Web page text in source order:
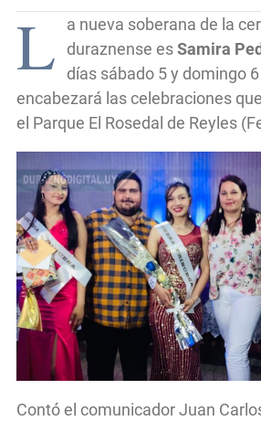
L
a nueva soberana de la
duraznense esSamira
días sábado 5 y domingo
encabezará las celebraciones
el Parque El Rosedal de Reyles
Contó el comunicador Juan